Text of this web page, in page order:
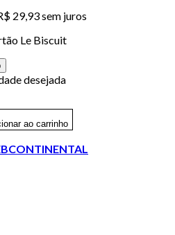
29,93 sem juros
Le Biscuit
desejada
ao carrinho